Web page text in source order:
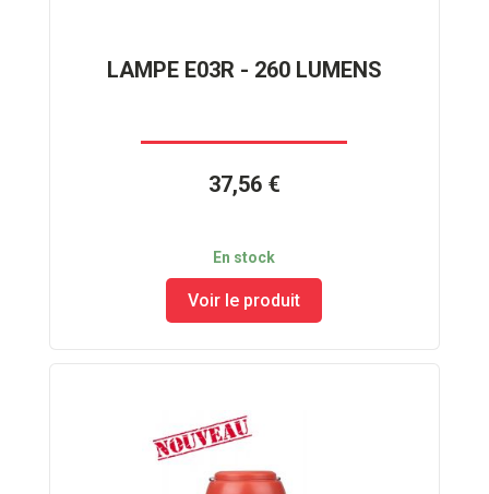
LAMPE E03R - 260 LUMENS
37,56 €
En stock
Voir le produit